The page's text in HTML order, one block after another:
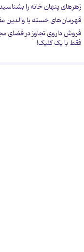
زهرهای پنهان خانه را
قهرمان‌های خسته یا والدین
فروش داروی تجاوز در فضای
فقط با یک کلیک!